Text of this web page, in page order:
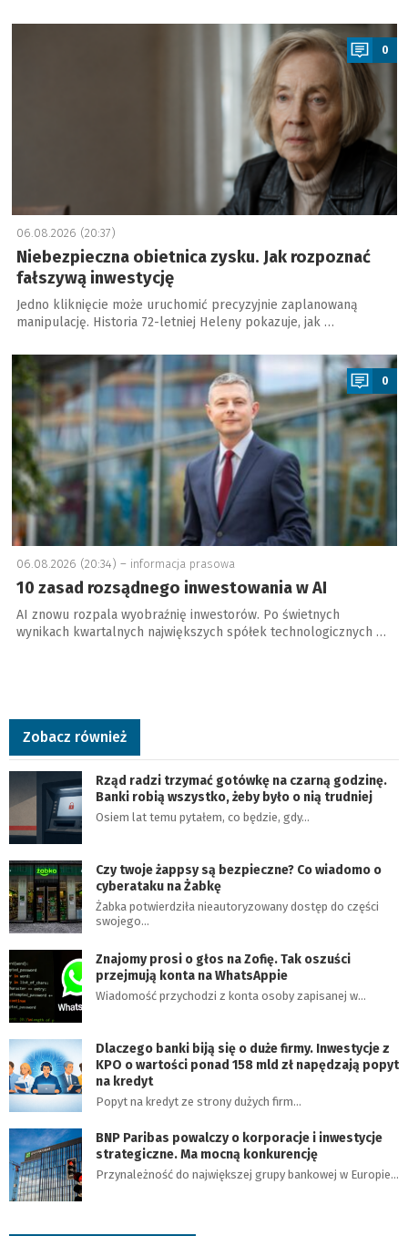
a
0
06.08.2026 (20:37)
Niebezpieczna obietnica zysku. Jak rozpoznać
fałszywą inwestycję
Jedno kliknięcie może uruchomić precyzyjnie zaplanowaną
manipulację. Historia 72-letniej Heleny pokazuje, jak …
a
0
06.08.2026 (20:34) – informacja prasowa
10 zasad rozsądnego inwestowania w AI
AI znowu rozpala wyobraźnię inwestorów. Po świetnych
wynikach kwartalnych największych spółek technologicznych …
Zobacz również
Rząd radzi trzymać gotówkę na czarną godzinę.
Banki robią wszystko, żeby było o nią trudniej
Osiem lat temu pytałem, co będzie, gdy…
Czy twoje żappsy są bezpieczne? Co wiadomo o
cyberataku na Żabkę
Żabka potwierdziła nieautoryzowany dostęp do części
swojego…
Znajomy prosi o głos na Zofię. Tak oszuści
przejmują konta na WhatsAppie
Wiadomość przychodzi z konta osoby zapisanej w…
Dlaczego banki biją się o duże firmy. Inwestycje z
KPO o wartości ponad 158 mld zł napędzają popyt
na kredyt
Popyt na kredyt ze strony dużych firm…
BNP Paribas powalczy o korporacje i inwestycje
strategiczne. Ma mocną konkurencję
Przynależność do największej grupy bankowej w Europie…